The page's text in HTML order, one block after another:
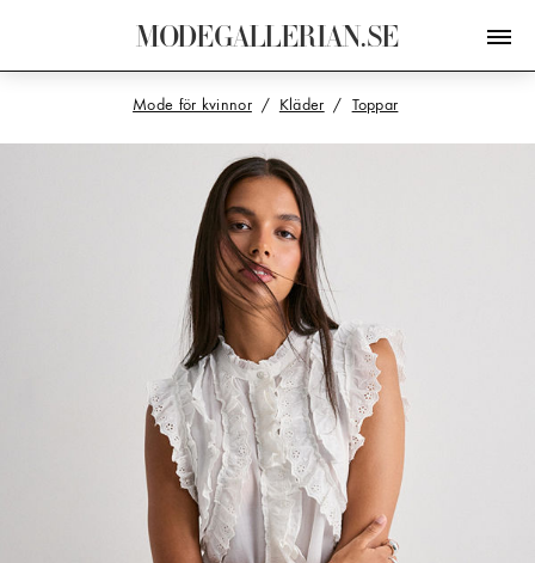
MODEGALLERIAN.SE
Mode för kvinnor Kläder Toppar